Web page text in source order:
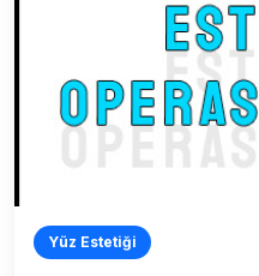
Yüz Estetiği